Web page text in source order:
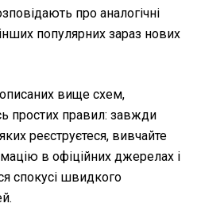
про аналогічні
популярних зараз нових
вище схем,
простих правил: завжди
реєструєтеся, вивчайте
в офіційних джерелах і
спокусі швидкого